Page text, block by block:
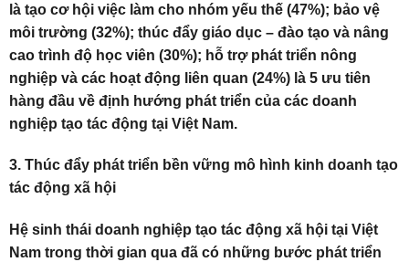
là tạo cơ hội việc làm cho nhóm yếu thế (47%); bảo vệ
môi trường (32%); thúc đẩy giáo dục – đào tạo và nâng
cao trình độ học viên (30%); hỗ trợ phát triển nông
nghiệp và các hoạt động liên quan (24%) là 5 ưu tiên
hàng đầu về định hướng phát triển của các doanh
nghiệp tạo tác động tại Việt Nam.
3. Thúc đẩy phát triển bền vững mô hình kinh doanh tạo
tác động xã hội
Hệ sinh thái doanh nghiệp tạo tác động xã hội tại Việt
Nam trong thời gian qua đã có những bước phát triển